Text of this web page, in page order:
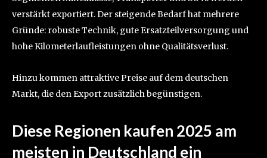
verstärkt exportiert. Der steigende Bedarf hat mehrere
Gründe: robuste Technik, gute Ersatzteilversorgung und
hohe Kilometerlaufleistungen ohne Qualitätsverlust.
Hinzu kommen attraktive Preise auf dem deutschen
Markt, die den Export zusätzlich begünstigen.
Diese Regionen kaufen 2025 am
meisten in Deutschland ein